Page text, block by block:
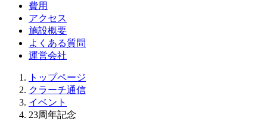
費用
アクセス
施設概要
よくある質問
運営会社
トップページ
クラーチ通信
イベント
23周年記念